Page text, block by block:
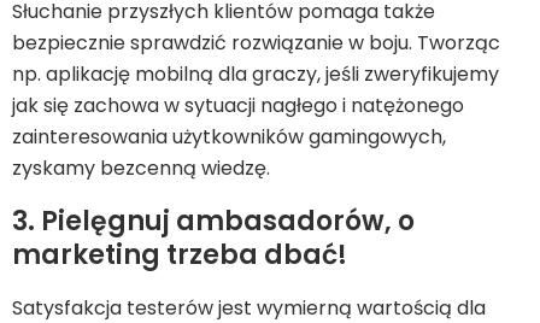
Słuchanie przyszłych klientów pomaga także
bezpiecznie sprawdzić rozwiązanie w boju. Tworząc
np. aplikację mobilną dla graczy, jeśli zweryfikujemy
jak się zachowa w sytuacji nagłego i natężonego
zainteresowania użytkowników gamingowych,
zyskamy bezcenną wiedzę.
3. Pielęgnuj ambasadorów, o
marketing trzeba dbać!
Satysfakcja testerów jest wymierną wartością dla